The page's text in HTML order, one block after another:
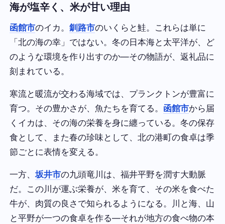
海が塩辛く、米が甘い理由
函館市のイカ。釧路市のいくらと鮭。これらは単に
「北の海の幸」ではない。冬の日本海と太平洋が、ど
のような環境を作り出すのか—その物語が、返礼品に
刻まれている。
寒流と暖流が交わる海域では、プランクトンが豊富に
育つ。その豊かさが、魚たちを育てる。 函館市から届
くイカは、その海の栄養を身に纏っている。冬の保存
食として、また春の珍味として、北の港町の食卓は季
節ごとに表情を変える。
一方、坂井市の九頭竜川は、福井平野を潤す大動脈
だ。この川が運ぶ栄養が、米を育て、その米を食べた
牛が、肉質の良さで知られるようになる。川と海、山
と平野が一つの食卓を作る—それが地方の食べ物の本